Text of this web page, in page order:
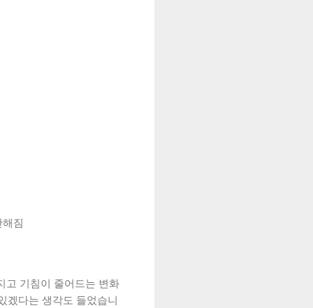
짐
고 기침이 줄어드는 변화
겠다는 생각도 들었습니